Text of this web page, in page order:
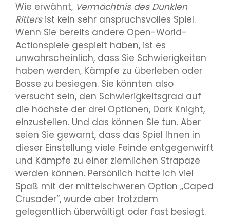
Wie erwähnt, Vermächtnis des Dunklen
Rittersist kein sehr anspruchsvolles Spiel.
Wenn Sie bereits andere Open-World-
Actionspiele gespielt haben, ist es
unwahrscheinlich, dass Sie Schwierigkeiten
haben werden, Kämpfe zu überleben oder
Bosse zu besiegen. Sie könnten also
versucht sein, den Schwierigkeitsgrad auf
die höchste der drei Optionen, Dark Knight,
einzustellen. Und das können Sie tun. Aber
seien Sie gewarnt, dass das Spiel Ihnen in
dieser Einstellung viele Feinde entgegenwirft
und Kämpfe zu einer ziemlichen Strapaze
werden können. Persönlich hatte ich viel
Spaß mit der mittelschweren Option „Caped
Crusader“, wurde aber trotzdem
gelegentlich überwältigt oder fast besiegt.